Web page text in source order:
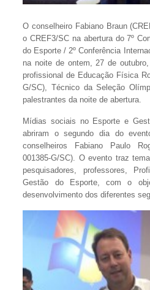
O conselheiro Fabiano Braun
o CREF3/SC na abertura do 7º
do Esporte / 2º Conferência
na noite de ontem, 27 de
profissional de Educação Física
G/SC), Técnico da Seleção
palestrantes da noite de abertura.
Mídias sociais no Esporte e
abriram o segundo dia do
conselheiros Fabiano Paulo
001385-G/SC). O evento traz
pesquisadores, professores,
Gestão do Esporte, com o
desenvolvimento dos diferentes